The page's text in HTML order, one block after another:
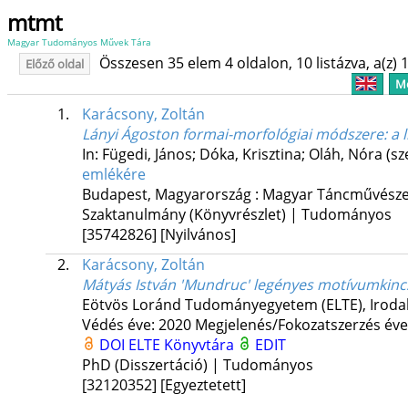
mtmt
Magyar Tudományos Művek Tára
Előző oldal Összesen 35 elem 4 oldalon, 10 listázva, a(z)
1.
Karácsony, Zoltán
Lányi Ágoston formai-morfológiai módszere: a
In: Fügedi, János; Dóka, Krisztina; Oláh, Nóra
emlékére
Budapest, Magyarország : Magyar
Szaktanulmány (Könyvrészlet) | Tudományos
[35742826] [Nyilvános]
2.
Karácsony, Zoltán
Mátyás István 'Mundruc' legényes
Eötvös Loránd Tudományegyetem (ELTE),
Védés éve: 2020 Megjelenés/Fokozatszerzés
DOI ELTE Könyvtára
EDIT
PhD (Disszertáció) | Tudományos
[32120352] [Egyeztetett]